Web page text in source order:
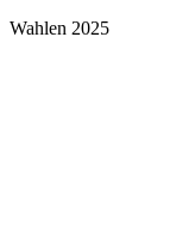
Wahlen 2025